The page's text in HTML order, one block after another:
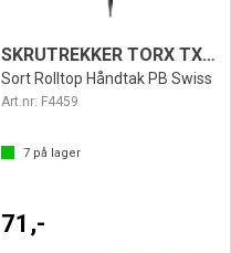
SKRUTREKKER TORX TX6 ESD1124
Sort Rolltop Håndtak PB Swiss
Art.nr: F4459
7 på lager
71,-